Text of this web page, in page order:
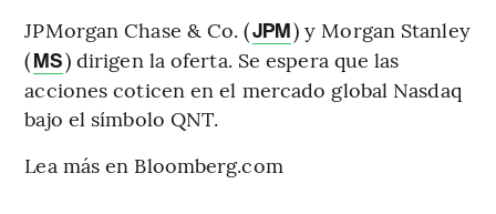
JPMorgan Chase & Co. (JPM) y Morgan Stanley
(MS) dirigen la oferta. Se espera que las
acciones coticen en el mercado global Nasdaq
bajo el símbolo QNT.
Lea más en Bloomberg.com